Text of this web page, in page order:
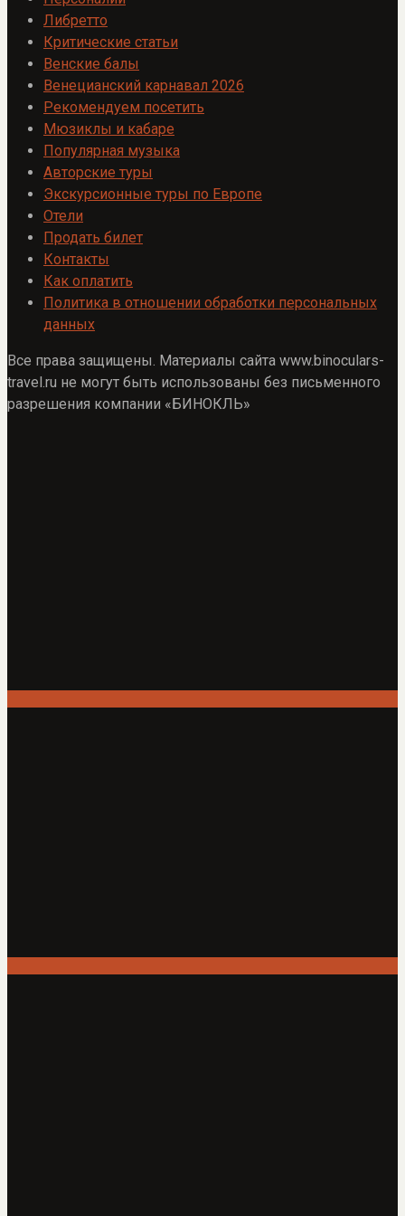
Либретто
Критические статьи
Венские балы
Венецианский карнавал 2026
Рекомендуем посетить
Мюзиклы и кабаре
Популярная музыка
Авторские туры
Экскурсионные туры по Европе
Отели
Продать билет
Контакты
Как оплатить
Политика в отношении обработки персональных
данных
Все права защищены. Материалы сайта www.binoculars-
travel.ru не могут быть использованы без письменного
разрешения компании «БИНОКЛЬ»